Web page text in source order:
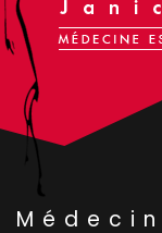
COU ET DÉCOLLETÉ
MAINS
TRAITEMENTS DE LA
HOMMES
TRAITEMENTS ET
PHOTOS